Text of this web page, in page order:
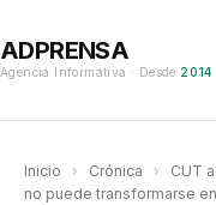
ADPRENSA
Agencia Informativa · Desde 2014
Inicio › Crónica ›
CUT
no puede transformarse